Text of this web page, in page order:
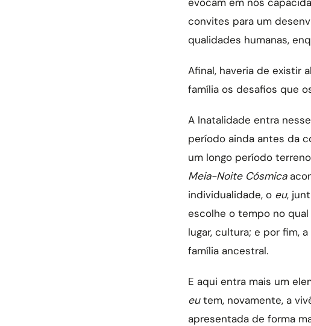
convites para um
qualidades humanas,
Afinal, haveria de existir
família os desafios que
A Inatalidade entra
período ainda antes da
um longo período
Meia-Noite Cósmica
individualidade, o eu,
escolhe o tempo no qual
lugar, cultura; e por fim,
família ancestral.
E aqui entra mais um
eutem, novamente, a
apresentada de forma